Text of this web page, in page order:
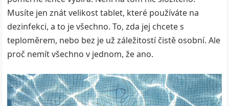
Musíte jen znát velikost tablet, které používáte na
dezinfekci, a to je všechno. To, zda jej chcete s
teploměrem, nebo bez je už záležitostí čistě osobní. Ale
proč nemít všechno v jednom, že ano.